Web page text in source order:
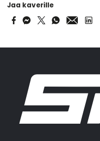
Jaa kaverille